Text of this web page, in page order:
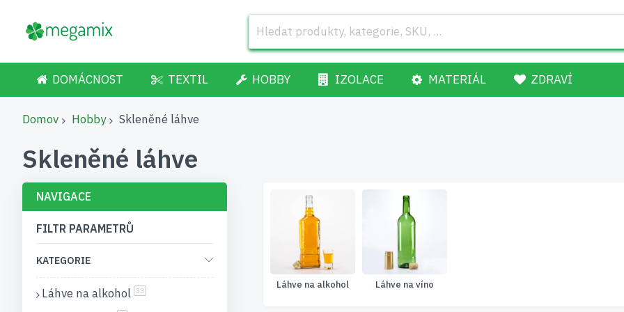
DOMÁCNOST TEXTIL HOBBY IZOLACE MATERIÁL ZDRAVÍ
Domov Hobby Skleněné láhve
Skleněné láhve
Láhve na alkohol Láhve na víno
NAVIGACE
FILTR PARAMETRŮ
KATEGORIE
Láhve na alkohol 33